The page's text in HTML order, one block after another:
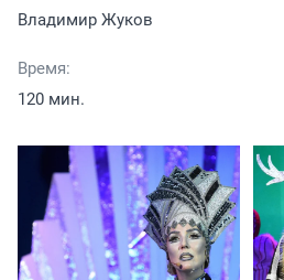
Владимир Жуков
Время:
120 мин.